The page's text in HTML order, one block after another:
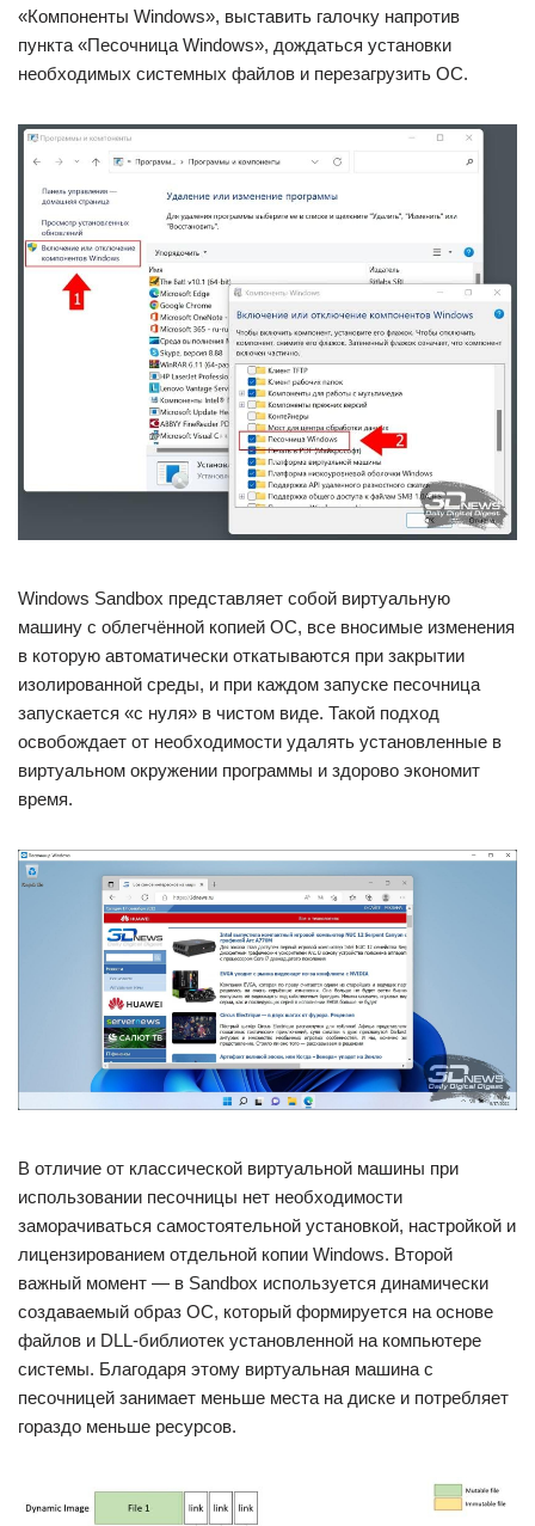
«Компоненты Windows», выставить галочку напротив
пункта «Песочница Windows», дождаться установки
необходимых системных файлов и перезагрузить ОС.
Windows Sandbox представляет собой виртуальную
машину с облегчённой копией ОС, все вносимые изменения
в которую автоматически откатываются при закрытии
изолированной среды, и при каждом запуске песочница
запускается «с нуля» в чистом виде. Такой подход
освобождает от необходимости удалять установленные в
виртуальном окружении программы и здорово экономит
время.
В отличие от классической виртуальной машины при
использовании песочницы нет необходимости
заморачиваться самостоятельной установкой, настройкой и
лицензированием отдельной копии Windows. Второй
важный момент — в Sandbox используется динамически
создаваемый образ ОС, который формируется на основе
файлов и DLL-библиотек установленной на компьютере
системы. Благодаря этому виртуальная машина с
песочницей занимает меньше места на диске и потребляет
гораздо меньше ресурсов.